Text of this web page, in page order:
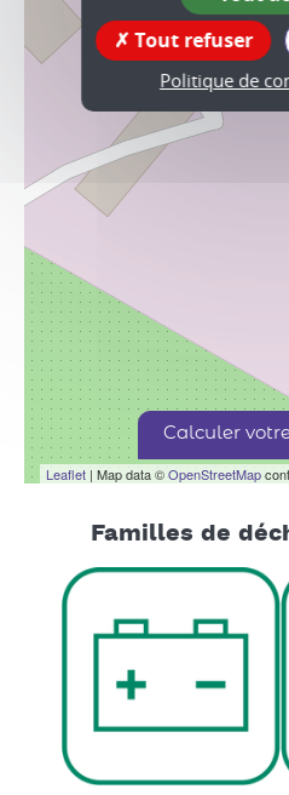
Leaflet | Map data ©OpenStreetMap
Calculer
Familles de
Tout refuser
Politique de